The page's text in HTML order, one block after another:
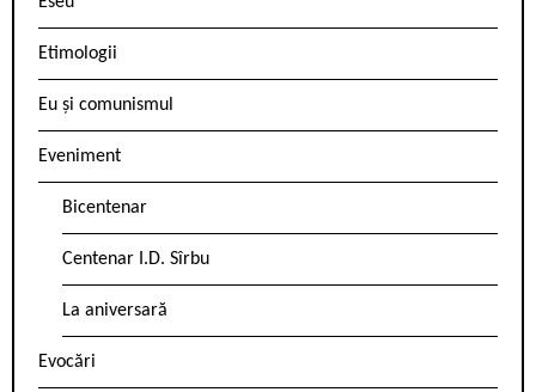
Etimologii
Eu și comunismul
Eveniment
Bicentenar
Centenar I.D. Sîrbu
La aniversară
Evocări